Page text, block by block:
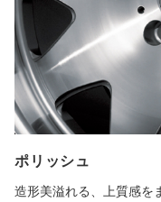
ポリッシュ
造形美溢れる、上質感を